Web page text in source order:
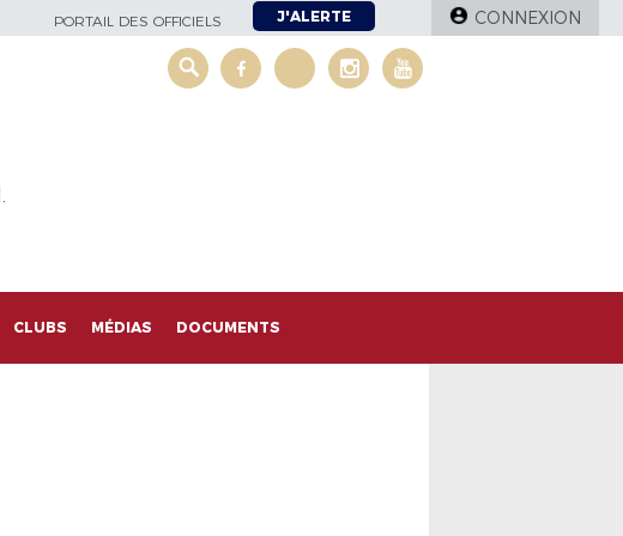
PORTAIL DES OFFICIELS J'ALERTE CONNEXION
CLUBS MÉDIAS DOCUMENTS